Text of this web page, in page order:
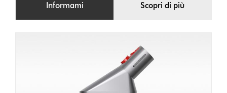
Informami Scopri di più